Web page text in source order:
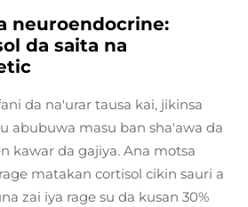
neuroendocrine:
da saita na
da na'urar tausa kai, jikinsa
abubuwa masu ban sha'awa da
kawar da gajiya. Ana motsa
matakan cortisol cikin sauri a
zai iya rage su da kusan 30%